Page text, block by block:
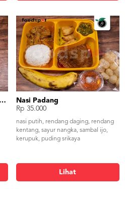
Nasi Rollade dan Tumis Pelangi
Nasi Padang
Rp 35.000
nasi putih, rendang daging, rendang
kentang, sayur nangka, sambal ijo,
kerupuk, puding srikaya
Lihat